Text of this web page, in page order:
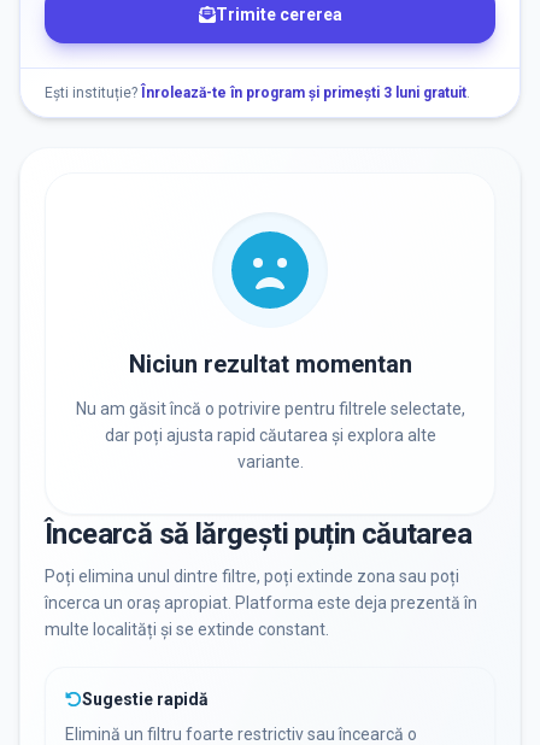
Nu există informații despre locuri libere
Resetează filtrele
Trimite cererea
Ești instituție? Înrolează-te în program și primești 3 luni gratuit.
Niciun rezultat momentan
Nu am găsit încă o potrivire pentru filtrele selectate,
dar poți ajusta rapid căutarea și explora alte
variante.
Încearcă să lărgești puțin căutarea
Poți elimina unul dintre filtre, poți extinde zona sau poți
încerca un oraș apropiat. Platforma este deja prezentă în
multe localități și se extinde constant.
Sugestie rapidă
Elimină un filtru foarte restrictiv sau încearcă o